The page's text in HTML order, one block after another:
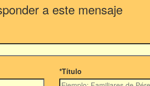
a este mensaje
*Título